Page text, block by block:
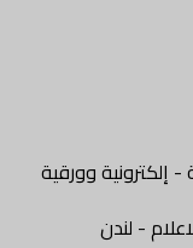
إلكترونية وورقية
- لندن